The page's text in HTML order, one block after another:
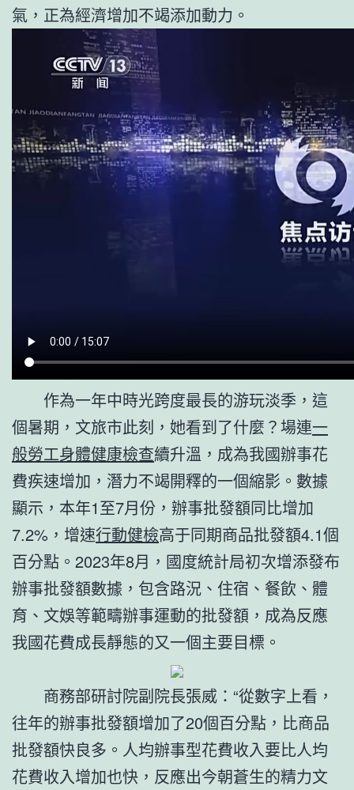
氣，正為經濟增加不竭添加動力。
作為一年中時光跨度最長的游玩淡季，這
個暑期，文旅市此刻，她看到了什麼？場連一
般勞工身體健康檢查續升溫，成為我國辦事花
費疾速增加，潛力不竭開釋的一個縮影。數據
顯示，本年1至7月份，辦事批發額同比增加
7.2%，增速行動健檢高于同期商品批發額4.1個
百分點。2023年8月，國度統計局初次增添發布
辦事批發額數據，包含路況、住宿、餐飲、體
育、文娛等範疇辦事運動的批發額，成為反應
我國花費成長靜態的又一個主要目標。
商務部研討院副院長張威：“從數字上看，
往年的辦事批發額增加了20個百分點，比商品
批發額快良多。人均辦事型花費收入要比人均
花費收入增加也快，反應出今朝蒼生的精力文